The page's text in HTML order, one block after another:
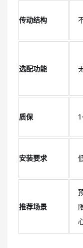
传动结构
选配功能
质保
安装要求
推荐场景